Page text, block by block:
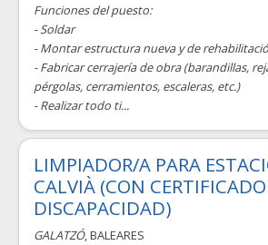
Funciones del puesto:
- Soldar
- Montar estructura nueva y de
- Fabricar cerrajería de obra (barandillas,
pérgolas, cerramientos, escaleras, etc.)
- Realizar todo ti...
LIMPIADOR/A PARA
CALVIÀ (CON
DISCAPACIDAD)
GALATZÓ, BALEARES